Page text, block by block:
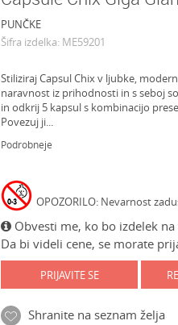
PUNČKE
Šifra izdelka: ME59201
Stiliziraj Capsul Chix v ljubke,
naravnost iz prihodnosti in s seboj
in odkrij 5 kapsul s kombinacijo
Povezuj ji...
Podrobneje
OPOZORILO: Nevarnost
Obvesti me, ko bo izdelek
Da bi videli cene, se morate
PRIJAVITE SE
Shranite na seznam želja